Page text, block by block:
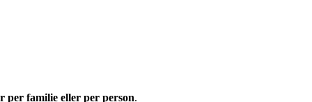
per familie eller per person.